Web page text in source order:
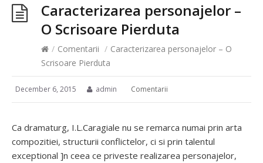
Caracterizarea personajelor –
O Scrisoare Pierduta
/ Comentarii / Caracterizarea personajelor – O
Scrisoare Pierduta
December 6, 2015 admin Comentarii
Ca dramaturg, I.L.Caragiale nu se remarca numai prin arta
compozitiei, structurii conflictelor, ci si prin talentul
exceptional ]n ceea ce priveste realizarea personajelor,